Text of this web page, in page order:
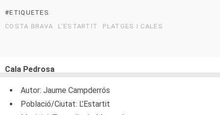
#ETIQUETES
COSTA BRAVA
L'ESTARTIT PLATGES I CALES
Cala Pedrosa
Autor: Jaume Campderrós
Població/Ciutat: L’Estartit